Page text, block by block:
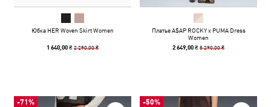
Юбка HER Woven Skirt Women
1 640,00 ₴2 290,00 ₴
Платье A$AP ROCKY x PUMA Dress
Women
2 649,00 ₴5 290,00 ₴
-71% -50%